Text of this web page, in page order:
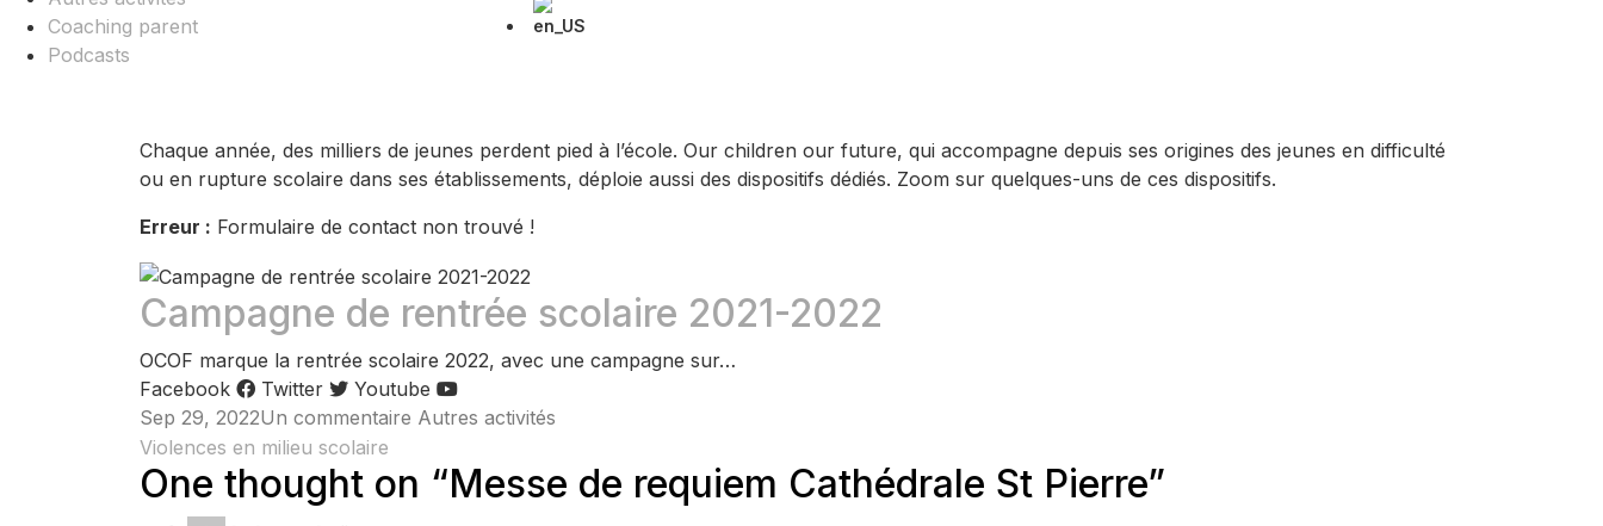
Coaching parent
Podcasts
Chaque année, des milliers de jeunes perdent pied à l’école. Our children our future, qui accompagne depuis ses origines des jeunes en difficulté
ou en rupture scolaire dans ses établissements, déploie aussi des dispositifs dédiés. Zoom sur quelques-uns de ces dispositifs.
Erreur : Formulaire de contact non trouvé !
Campagne de rentrée scolaire 2021-2022
OCOF marque la rentrée scolaire 2022, avec une campagne sur…
Facebook
Twitter
Youtube
Sep 29, 2022Un commentaire sur
de
requiem
Autres activités
Navigation
de
Violences en milieu scolaire
One thought on “Messe de requiem Cathédrale St Pierre”